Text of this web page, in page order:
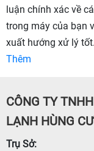
luận chính xác về
trong máy của bạn
xuất hướng xử lý
Thêm
CÔNG TY
LẠNH HÙNG
Trụ Sở: